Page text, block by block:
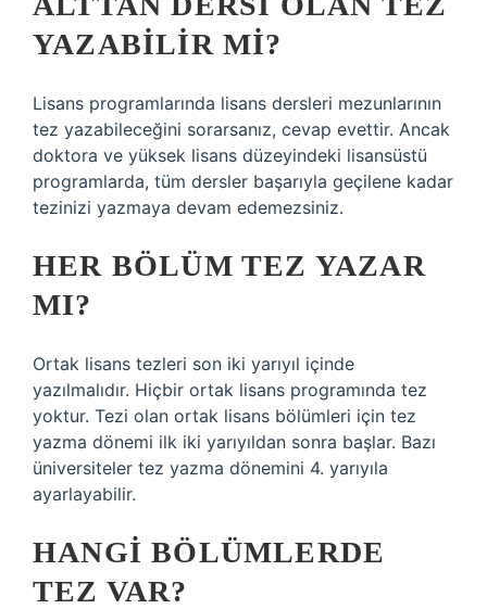
YAZABILIR MI?
Lisans programlarında lisans dersleri mezunlarının
tez yazabileceğini sorarsanız, cevap evettir. Ancak
doktora ve yüksek lisans düzeyindeki lisansüstü
programlarda, tüm dersler başarıyla geçilene kadar
tezinizi yazmaya devam edemezsiniz.
HER BÖLÜM TEZ YAZAR
MI?
Ortak lisans tezleri son iki yarıyıl içinde
yazılmalıdır. Hiçbir ortak lisans programında tez
yoktur. Tezi olan ortak lisans bölümleri için tez
yazma dönemi ilk iki yarıyıldan sonra başlar. Bazı
üniversiteler tez yazma dönemini 4. yarıyıla
ayarlayabilir.
HANGI BÖLÜMLERDE
TEZ VAR?